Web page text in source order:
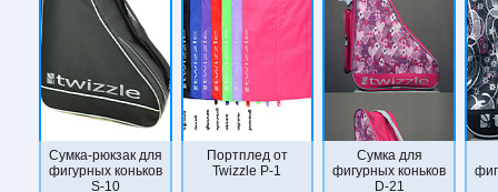
Сумка-рюкзак для
фигурных коньков
S-10
Портплед от
Twizzle P-1
Сумка для
фигурных коньков
D-21